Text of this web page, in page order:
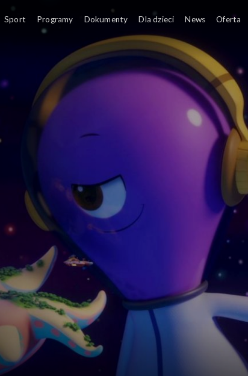
Sport Programy Dokumenty Dla dzieci News Oferta